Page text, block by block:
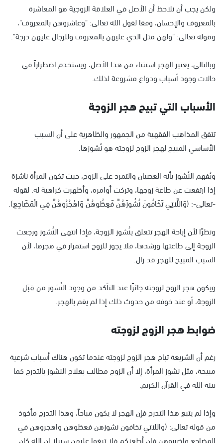
ولكن يجب أن نلاحظ أن الأصل في العلاقة الزوجية هو المعاشرة
بالمعروف والإحسان، وفقا لقول الله تعالى: "وعاشروهن بالمعروف"،
وقوله تعالى: "ولهن مثل الذي عليهن بالمعروف وللرجال عليهن درجة".
وبالتالي، يعتبر الهجر استثناء من هذا الأصل، ويستخدم اضطراراً في
حالات وجود أسباب ودواع مشروعة لذلك.
الأسباب التي تبيح هجر الزوجة
تتفق المذاهب الفقهية من الجمهور والظاهرية على أن السبب
الأساسي المبيح لهجر الزوج لزوجته هو نُشوزها.
ويُفهم النُشوز بأنه العصيان والتمرد على الزوج، حيث تكون المرأة ناشزة
إذا ارتفعت عن طاعة زوجها، وتركت أوامره، وأظهرت كراهية له. لقوله
-تعالى-: (وَاللَّاتِي تَخَافُونَ نُشُوزَهُنَّ فَعِظُوهُنَّ وَاهْجُرُوهُنَّ فِي الْمَضَاجِعِ).
ونظرًا لأن إباحة الهجر تتعلق بنُشوز الزوجة، فإذا انتهى النُشوز ورجعت
الزوجة إلى طاعتها ورشدها، فلا يجوز للزوج استمرار في هجرها، لأن
السبب المبيح للهجر قد زال.
ويكون هجر الزوج لزوجته جائزًا عند التأكد من وجود النُشوز من قِبَل
الزوجة، أو عند خوفه من حدوث ذلك إذا لم يقم بالهجر.
ضوابط هجر الزوج لزوجته
رغم أن الشريعة تباح هجر الزوج لزوجته عندما تكون هناك أسباب شرعية
مبيحة، مثل نشوز المرأة، إلا أن الزوج مطالب بعلاج النشوز بالتدرج كما
بينه الله في القرآن الكريم.
وإذا لم يتبع هذا التدرج فإن الهجر لا يكون مباحاً، وهذا التدرج مأخوذ
من قوله تعالى: (واللاتي تخافون نشوزهن فعظوهن واهجروهن في
المضاجع واضربوهن فإن أطعنكم فلا تبغوا عليهن سبيلا إن الله كان